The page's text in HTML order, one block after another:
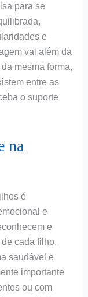
para se
e
vai além da
mesma forma,
entre as
o suporte
na
é
e
e
cada filho,
saudável e
importante
ou com